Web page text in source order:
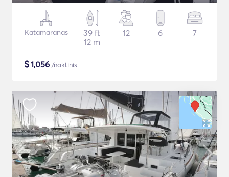
Katamaranas
39 ft
12 m
12 6 7
$1,056 /naktinis